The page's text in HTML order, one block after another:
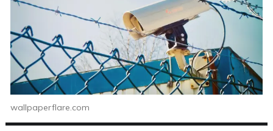
wallpaperflare.com